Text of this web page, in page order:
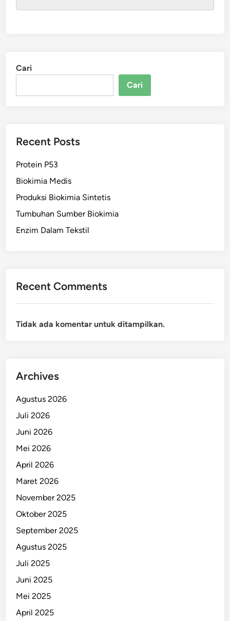
Cari
Cari
Recent Posts
Protein P53
Biokimia Medis
Produksi Biokimia Sintetis
Tumbuhan Sumber Biokimia
Enzim Dalam Tekstil
Recent Comments
Tidak ada komentar untuk ditampilkan.
Archives
Agustus 2026
Juli 2026
Juni 2026
Mei 2026
April 2026
Maret 2026
November 2025
Oktober 2025
September 2025
Agustus 2025
Juli 2025
Juni 2025
Mei 2025
April 2025